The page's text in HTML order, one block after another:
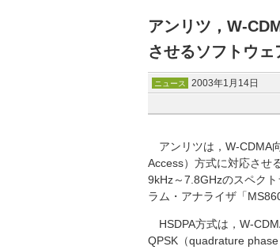
アンリツ，W-
させるソフトウェ
ニュース 2003年1月14日
アンリツは，W-CDMA
Access）方式に対応させ
9kHz～7.8GHzのスペク
ラム・アナライザ「
HSDPA方式は，W-
QPSK（quadrature